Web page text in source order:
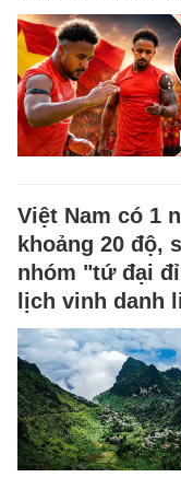
Việt Nam có 1
khoảng 20 độ,
nhóm "tứ đại
lịch vinh danh